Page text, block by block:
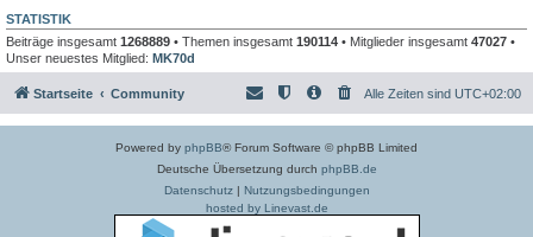
STATISTIK
Beiträge insgesamt 1268889 • Themen insgesamt 190114 • Mitglieder insgesamt 47027 •
Unser neuestes Mitglied: MK70d
Startseite Community Alle Zeiten sind UTC+02:00
Powered by phpBB® Forum Software © phpBB Limited
Deutsche Übersetzung durch phpBB.de
Datenschutz| Nutzungsbedingungen
hosted by Linevast.de